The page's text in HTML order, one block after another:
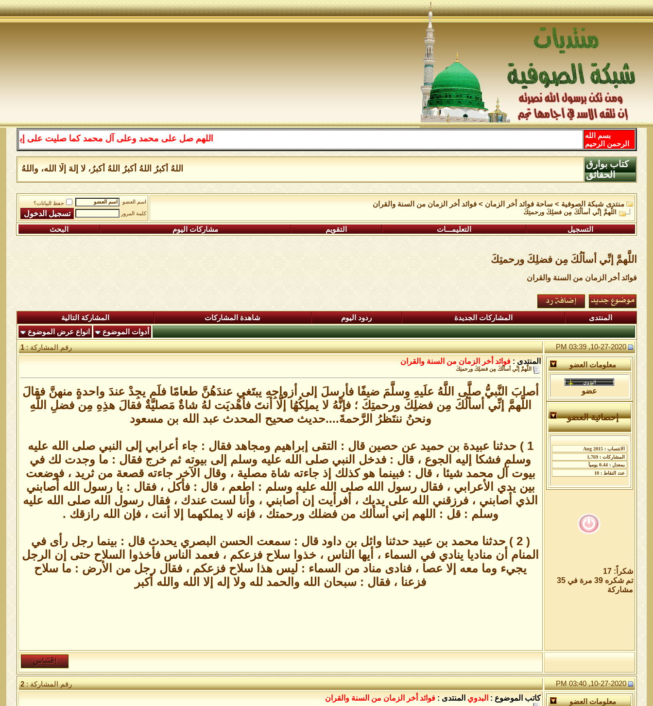
اللهم صل على محمد وعلى آل محمد كما صليت على إبراهيم وعلى
بسم الله
الرحمن الرحيم
اللهُ أكبرُ اللهُ أكبرُ اللهُ أكبرُ، لا إلهَ إلَّا الله، واللهُ
كتاب بوارق
الحقائق
منتدى شبكة الصوفية > ساحة فوائد أخر الزمان >فوائد أخر الزمان من السنة والقران
اللَّهمَّ إنِّي أسألُكَ مِن فضلِكَ ورحمتِكَ
اسم العضو
حفظ البيانات؟
كلمة المرور
التسجيل التعليمـــات التقويم مشاركات اليوم البحث
اللَّهمَّ إنِّي أسألُكَ مِن فضلِكَ ورحمتِكَ
فوائد أخر الزمان من السنة والقران
المنتدى المشاركات الجديدة ردود اليوم شاهدة المشاركات
المشاركة التالية
أدوات الموضوع
انواع عرض الموضوع
10-27-2020, 03:39 PM
رقم المشاركة :1
معلومات العضو
عضو
إحصائية العضو
شكراً: 17
تم شكره 39 مرة في 35
مشاركة
المنتدى : فوائد أخر الزمان من السنة والقران
اللَّهمَّ إنِّي أسألُكَ مِن فضلِكَ ورحمتِكَ
أصابَ النَّبيُّ صلَّى اللَّهُ علَيهِ وسلَّمَ ضيفًا فأرسلَ إلى أزواجِهِ يبتَغي عندَهُنَّ طعامًا فلَم يجِدْ عندَ واحدةٍ منهنَّ فقالَ
اللَّهمَّ إنِّي أسألُكَ مِن فضلِكَ ورحمتِكَ ؛ فإنَّهُ لا يملِكُهُا إلَّا أنتَ فأُهْديَت لهُ شاةٌ مَصليَّةٌ فقالَ هذِهِ مِن فضلِ اللَّهِ
ونحنُ ننتَظرُ الرَّحمةَ....حديث صحيح المحدث عبد الله بن مسعود
1 ) حدثنا عبيدة بن حميد عن حصين قال : التقى إبراهيم ومجاهد فقال : جاء أعرابي إلى النبي صلى الله عليه
وسلم فشكا إليه الجوع ، قال : فدخل النبي صلى الله عليه وسلم إلى بيوته ثم خرج فقال : ما وجدت لك في
بيوت آل محمد شيئا ، قال : فبينما هو كذلك إذ جاءته شاة مصلية ، وقال الآخر جاءته قصعة من ثريد ، فوضعت
بين يدي الأعرابي ، فقال رسول الله صلى الله عليه وسلم : اطعم ، قال : فأكل ، فقال : يا رسول الله أصابني
الذي أصابني ، فرزقني الله على يديك ، أفرأيت إن أصابني ، وأنا لست عندك ، فقال رسول الله صلى الله عليه
وسلم : قل : اللهم إني أسألك من فضلك ورحمتك ، فإنه لا يملكهما إلا أنت ، فإن الله رازقك .
( 2 ) حدثنا محمد بن عبيد حدثنا وائل بن داود قال : سمعت الحسن البصري يحدث قال : بينما رجل رأى في
المنام أن مناديا ينادي في السماء ، أيها الناس ، خذوا سلاح فزعكم ، فعمد الناس فأخذوا السلاح حتى إن الرجل
يجيء وما معه إلا عصا ، فنادى مناد من السماء : ليس هذا سلاح فزعكم ، فقال رجل من الأرض : ما سلاح
فزعنا ، فقال : سبحان الله والحمد لله ولا إله إلا الله والله أكبر
10-27-2020, 03:40 PM رقم المشاركة :2
معلومات العضو كاتب الموضوع : البدوي المنتدى : فوائد أخر الزمان من السنة والقران